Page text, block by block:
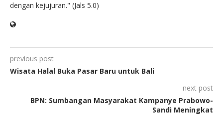
dengan kejujuran." (Jals 5.0)
previous post
Wisata Halal Buka Pasar Baru untuk Bali
next post
BPN: Sumbangan Masyarakat Kampanye Prabowo-
Sandi Meningkat